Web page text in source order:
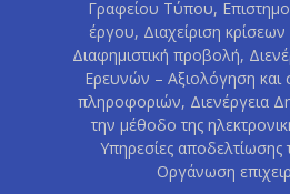
Γραφείου Τύπου,
έργου, Διαχείριση κρίσεων
Διαφημιστική προβολή,
Ερευνών – Αξιολόγηση και
πληροφοριών, Διενέργεια
την μέθοδο της
Υπηρεσίες
Οργάνωση